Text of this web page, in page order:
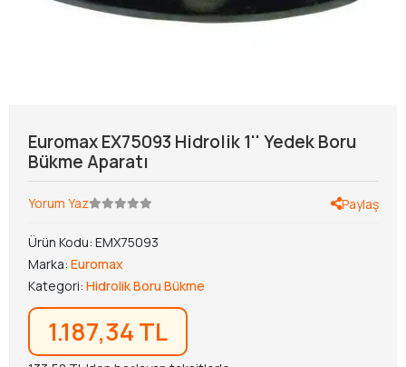
Euromax EX75093 Hidrolik 1'' Yedek Boru
Bükme Aparatı
Yorum Yaz Paylaş
Ürün Kodu: EMX75093
Marka: Euromax
Kategori: Hidrolik Boru Bükme
1.187,34 TL